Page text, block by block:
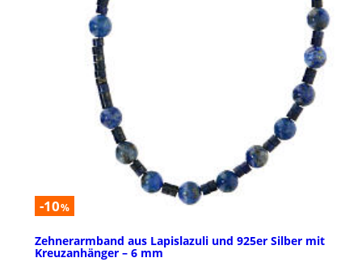
-10%
Zehnerarmband aus Lapislazuli und 925er Silber mit
Kreuzanhänger – 6 mm